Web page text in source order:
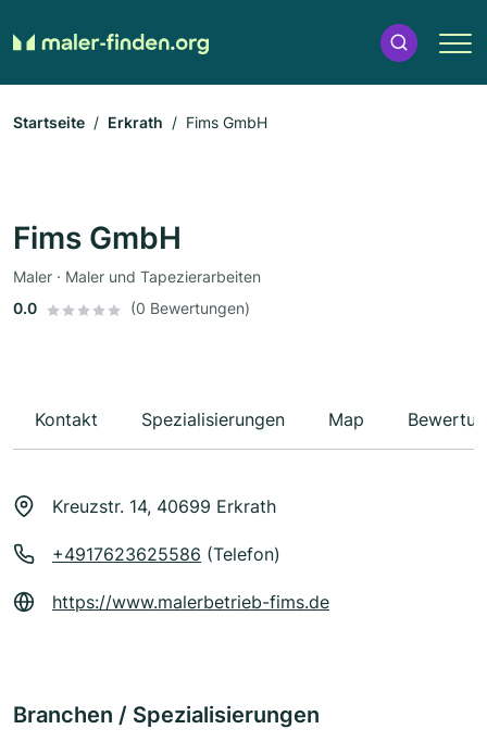
Startseite Erkrath Fims GmbH
Fims GmbH
Maler · Maler und Tapezierarbeiten
0.0
(0 Bewertungen)
Kontakt Spezialisierungen Map
Kreuzstr. 14, 40699 Erkrath
+4917623625586 (Telefon)
https://www.malerbetrieb-fims.de
Branchen / Spezialisierungen